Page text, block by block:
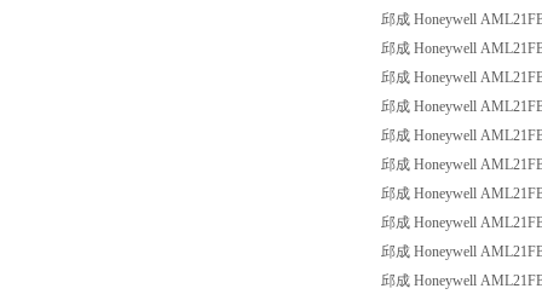
邱成 Honeywell
邱成 Honeywell
邱成 Honeywell
邱成 Honeywell
邱成 Honeywell
邱成 Honeywell
邱成 Honeywell
邱成 Honeywell
邱成 Honeywell
邱成 Honeywell